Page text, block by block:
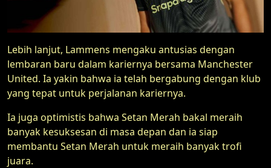
Lebih lanjut, Lammens mengaku antusias dengan
lembaran baru dalam kariernya bersama Manchester
United. Ia yakin bahwa ia telah bergabung dengan klub
yang tepat untuk perjalanan kariernya.
Ia juga optimistis bahwa Setan Merah bakal meraih
banyak kesuksesan di masa depan dan ia siap
membantu Setan Merah untuk meraih banyak trofi
juara.